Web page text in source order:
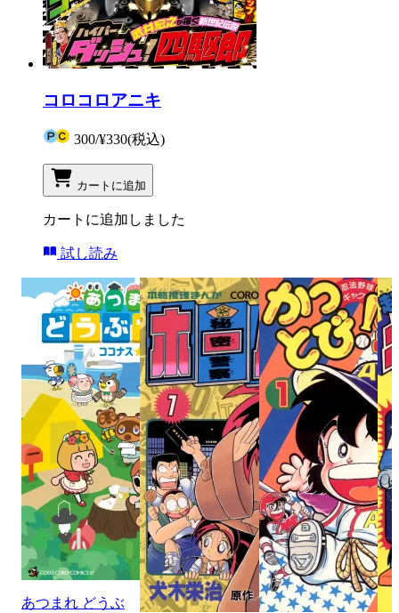
コロコロアニキ
300/¥330(税込)
カートに追加
カートに追加しました
試し読み
あつまれ どうぶ